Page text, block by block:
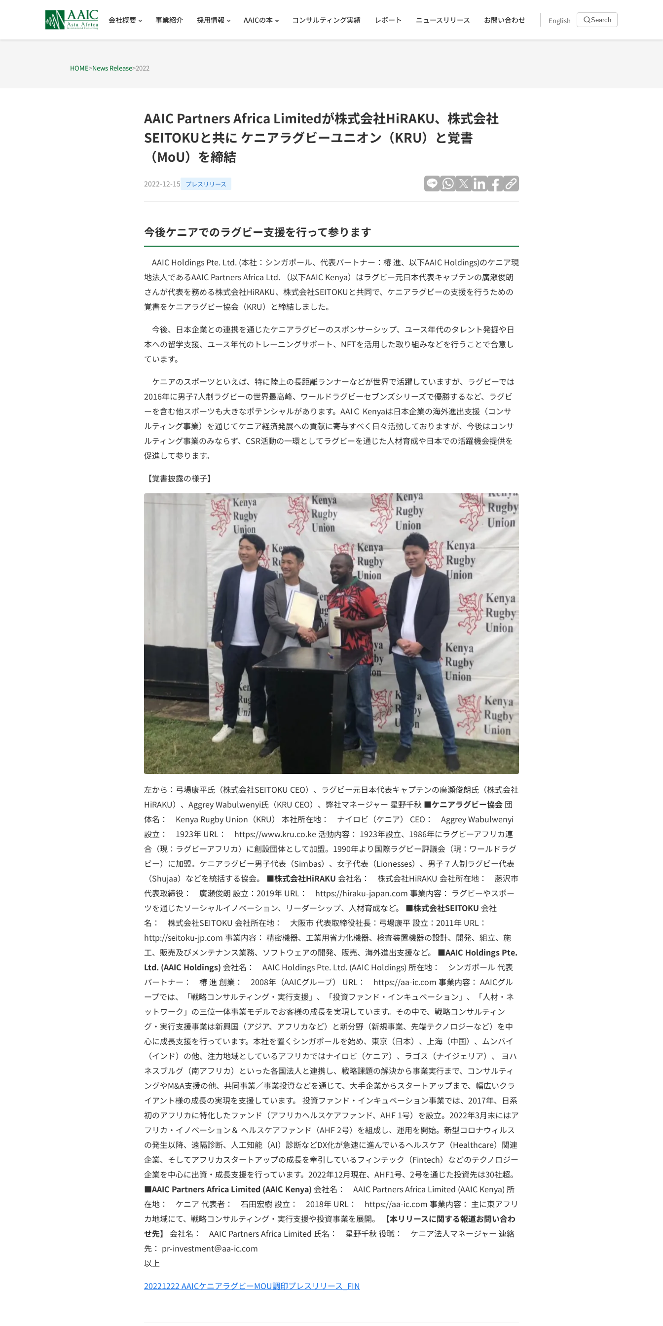
会社概要 事業紹介 採用情報 AAICの本 コンサルティング実績 レポート ニュースリリース お問い合わせ English Search
HOME>News Release>2022
AAIC Partners Africa Limitedが株式会社HiRAKU、株式会社
SEITOKUと共に ケニアラグビーユニオン（KRU）と覚書
（MoU）を締結
2022-12-15 プレスリリース
今後ケニアでのラグビー支援を行って参ります
AAIC Holdings Pte. Ltd. (本社：シンガポール、代表パートナー：椿 進、以下AAIC Holdings)のケニア現
地法人であるAAIC Partners Africa Ltd. （以下AAIC Kenya）はラグビー元日本代表キャプテンの廣瀬俊朗
さんが代表を務める株式会社HiRAKU、株式会社SEITOKUと共同で、ケニアラグビーの支援を行うための
覚書をケニアラグビー協会（KRU）と締結しました。
今後、日本企業との連携を通じたケニアラグビーのスポンサーシップ、ユース年代のタレント発掘や日
本への留学支援、ユース年代のトレーニングサポート、NFTを活用した取り組みなどを行うことで合意し
ています。
ケニアのスポーツといえば、特に陸上の長距離ランナーなどが世界で活躍していますが、ラグビーでは
2016年に男子7人制ラグビーの世界最高峰、ワールドラグビーセブンズシリーズで優勝するなど、ラグビ
ーを含む他スポーツも大きなポテンシャルがあります。AAIＣ Kenyaは日本企業の海外進出支援（コンサ
ルティング事業）を通じてケニア経済発展への貢献に寄与すべく日々活動しておりますが、今後はコンサ
ルティング事業のみならず、CSR活動の一環としてラグビーを通じた人材育成や日本での活躍機会提供を
促進して参ります。
【覚書披露の様子】
左から：弓場康平氏（株式会社SEITOKU CEO）、ラグビー元日本代表キャプテンの廣瀬俊朗氏（株式会社
HiRAKU）、Aggrey Wabulwenyi氏（KRU CEO）、弊社マネージャー 星野千秋 ■ケニアラグビー協会 団
体名： Kenya Rugby Union（KRU） 本社所在地： ナイロビ（ケニア） CEO： Aggrey Wabulwenyi
設立： 1923年 URL： https://www.kru.co.ke 活動内容： 1923年設立、1986年にラグビーアフリカ連
合（現：ラグビーアフリカ）に創設団体として加盟。1990年より国際ラグビー評議会（現：ワールドラグ
ビー）に加盟。ケニアラグビー男子代表（Simbas）、女子代表（Lionesses）、男子７人制ラグビー代表
（Shujaa）などを統括する協会。 ■株式会社HiRAKU 会社名： 株式会社HiRAKU 会社所在地： 藤沢市
代表取締役： 廣瀬俊朗 設立：2019年 URL： https://hiraku-japan.com 事業内容： ラグビーやスポー
ツを通じたソーシャルイノベーション、リーダーシップ、人材育成など。 ■株式会社SEITOKU 会社
名： 株式会社SEITOKU 会社所在地： 大阪市 代表取締役社長：弓場康平 設立：2011年 URL：
http://seitoku-jp.com 事業内容： 精密機器、工業用省力化機器、検査装置機器の設計、開発、組立、施
工、販売及びメンテナンス業務、ソフトウェアの開発、販売、海外進出支援など。 ■AAIC Holdings Pte.
Ltd. (AAIC Holdings) 会社名： AAIC Holdings Pte. Ltd. (AAIC Holdings) 所在地： シンガポール 代表
パートナー： 椿 進 創業： 2008年（AAICグループ） URL： https://aa-ic.com 事業内容： AAICグル
ープでは、「戦略コンサルティング・実行支援」、「投資ファンド・インキュベーション」、「人材・ネ
ットワーク」の三位一体事業モデルでお客様の成長を実現しています。その中で、戦略コンサルティン
グ・実行支援事業は新興国（アジア、アフリカなど）と新分野（新規事業、先端テクノロジーなど）を中
心に成長支援を行っています。本社を置くシンガポールを始め、東京（日本）、上海（中国）、ムンバイ
（インド）の他、注力地域としているアフリカではナイロビ（ケニア）、ラゴス（ナイジェリア）、 ヨハ
ネスブルグ（南アフリカ）といった各国法人と連携し、戦略課題の解決から事業実行まで、コンサルティ
ングやM&A支援の他、共同事業／事業投資などを通じて、大手企業からスタートアップまで、幅広いクラ
イアント様の成長の実現を支援しています。 投資ファンド・インキュベーション事業では、2017年、日系
初のアフリカに特化したファンド（アフリカヘルスケアファンド、AHF 1号）を設立。2022年3月末にはア
フリカ・イノベーション＆ ヘルスケアファンド（AHF 2号）を組成し、運用を開始。新型コロナウィルス
の発生以降、遠隔診断、人工知能（AI）診断などDX化が急速に進んでいるヘルスケア（Healthcare）関連
企業、そしてアフリカスタートアップの成長を牽引しているフィンテック（Fintech）などのテクノロジー
企業を中心に出資・成長支援を行っています。2022年12月現在、AHF1号、2号を通じた投資先は30社超。
■AAIC Partners Africa Limited (AAIC Kenya) 会社名： AAIC Partners Africa Limited (AAIC Kenya) 所
在地： ケニア 代表者： 石田宏樹 設立： 2018年 URL： https://aa-ic.com 事業内容： 主に東アフリ
カ地域にて、戦略コンサルティング・実行支援や投資事業を展開。
【本リリースに関する報道お問い合わ
せ先】 会社名： AAIC Partners Africa Limited 氏名： 星野千秋 役職： ケニア法人マネージャー 連絡
先： pr-investment＠aa-ic.com
以上
20221222 AAICケニアラグビーMOU調印プレスリリース_FIN